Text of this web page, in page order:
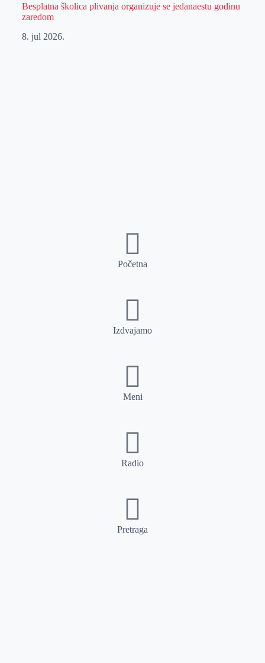
Besplatna školica plivanja organizuje se jedanaestu godinu
zaredom
8. jul 2026.
Početna
Izdvajamo
Meni
Radio
Pretraga